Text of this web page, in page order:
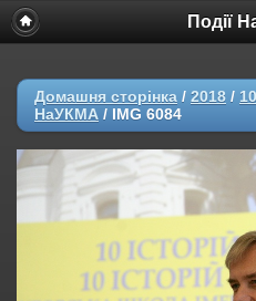
Події
Домашня сторінка / 2018 /
НаУКМА / IMG 6084